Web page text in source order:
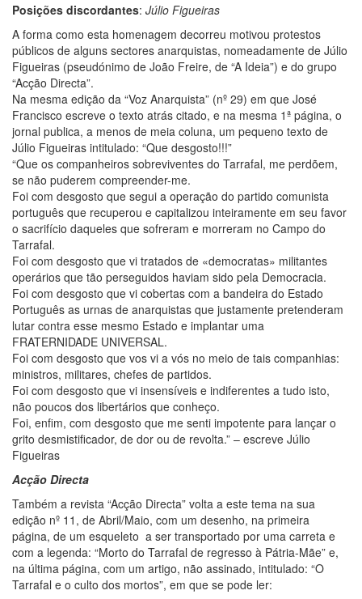
Posições discordantes: Júlio Figueiras
A forma como esta homenagem decorreu motivou protestos
públicos de alguns sectores anarquistas, nomeadamente de Júlio
Figueiras (pseudónimo de João Freire, de “A Ideia”) e do grupo
“Acção Directa”.
Na mesma edição da “Voz Anarquista” (nº 29) em que José
Francisco escreve o texto atrás citado, e na mesma 1ª página, o
jornal publica, a menos de meia coluna, um pequeno texto de
Júlio Figueiras intitulado: “Que desgosto!!!”
“Que os companheiros sobreviventes do Tarrafal, me perdõem,
se não puderem compreender-me.
Foi com desgosto que segui a operação do partido comunista
português que recuperou e capitalizou inteiramente em seu favor
o sacrifício daqueles que sofreram e morreram no Campo do
Tarrafal.
Foi com desgosto que vi tratados de «democratas» militantes
operários que tão perseguidos haviam sido pela Democracia.
Foi com desgosto que vi cobertas com a bandeira do Estado
Português as urnas de anarquistas que justamente pretenderam
lutar contra esse mesmo Estado e implantar uma
FRATERNIDADE UNIVERSAL.
Foi com desgosto que vos vi a vós no meio de tais companhias:
ministros, militares, chefes de partidos.
Foi com desgosto que vi insensíveis e indiferentes a tudo isto,
não poucos dos libertários que conheço.
Foi, enfim, com desgosto que me senti impotente para lançar o
grito desmistificador, de dor ou de revolta.” – escreve Júlio
Figueiras
Acção Directa
Também a revista “Acção Directa” volta a este tema na sua
edição nº 11, de Abril/Maio, com um desenho, na primeira
página, de um esqueleto a ser transportado por uma carreta e
com a legenda: “Morto do Tarrafal de regresso à Pátria-Mãe” e,
na última página, com um artigo, não assinado, intitulado: “O
Tarrafal e o culto dos mortos”, em que se pode ler: